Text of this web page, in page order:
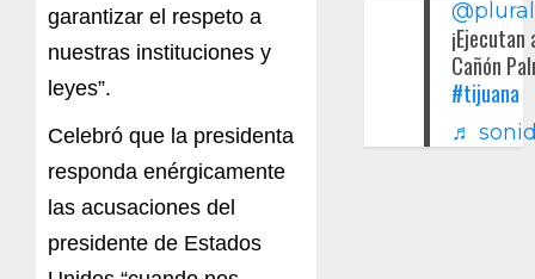
garantizar el respeto a
nuestras instituciones y
leyes”.
Celebró que la presidenta
responda enérgicamente
las acusaciones del
presidente de Estados
Cañón
#tijuana
♬